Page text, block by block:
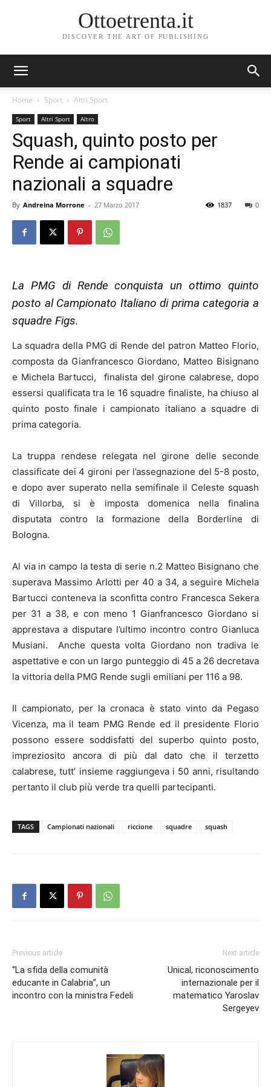
Ottoetrenta.it
DISCOVER THE ART OF PUBLISHING
Home Sport Altri Sport
Sport Altri Sport Altro
Squash, quinto posto per
Rende ai campionati
nazionali a squadre
By Andreina Morrone - 27 Marzo 2017 0
1837
La PMG di Rende conquista un ottimo quinto
posto al Campionato Italiano di prima categoria a
squadre Figs.
La squadra della PMG di Rende del patron Matteo Florio,
composta da Gianfrancesco Giordano, Matteo Bisignano
e Michela Bartucci, finalista del girone calabrese, dopo
essersi qualificata tra le 16 squadre finaliste, ha chiuso al
quinto posto finale i campionato italiano a squadre di
prima categoria.
La truppa rendese relegata nel girone delle seconde
classificate dei 4 gironi per l’assegnazione del 5-8 posto,
e dopo aver superato nella semifinale il Celeste squash
di Villorba, si è imposta domenica nella finalina
disputata contro la formazione della Borderline di
Bologna.
Al via in campo la testa di serie n.2 Matteo Bisignano che
superava Massimo Arlotti per 40 a 34, a seguire Michela
Bartucci conteneva la sconfitta contro Francesca Sekera
per 31 a 38, e con meno 1 Gianfrancesco Giordano si
apprestava a disputare l’ultimo incontro contro Gianluca
Musiani. Anche questa volta Giordano non tradiva le
aspettative e con un largo punteggio di 45 a 26 decretava
la vittoria della PMG Rende sugli emiliani per 116 a 98.
Il campionato, per la cronaca è stato vinto da Pegaso
Vicenza, ma il team PMG Rende ed il presidente Florio
possono essere soddisfatti del superbo quinto posto,
impreziosito ancora di più dal dato che il terzetto
calabrese, tutt’ insieme raggiungeva i 50 anni, risultando
pertanto il club più verde tra quelli partecipanti.
TAGS Campionati nazionali riccione squadre squash
Previous article
“La sfida della comunità
educante in Calabria”, un
incontro con la ministra Fedeli
Next article
Unical, riconoscimento
internazionale per il
matematico Yaroslav
Sergeyev